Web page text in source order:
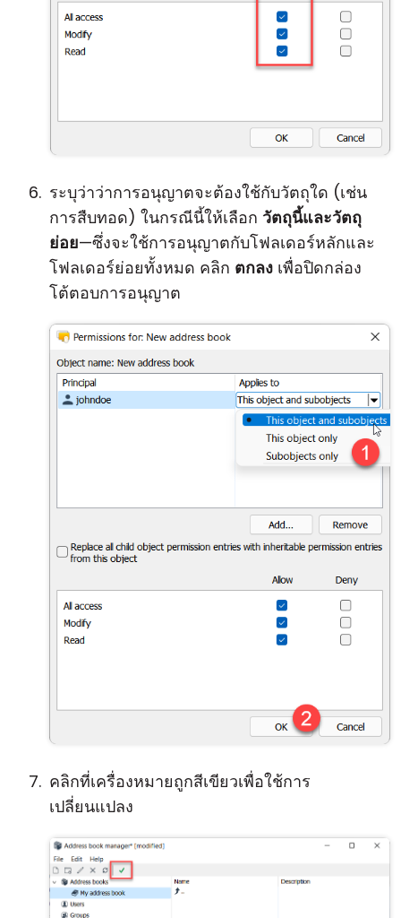
ระบุว่าว่าการอนุญาตจะต้องใช้กับวัตถุใด (เช่น
การสืบทอด) ในกรณีนี้ให้เลือก วัตถุนี้และวัตถุ
ย่อย—ซึ่งจะใช้การอนุญาตกับโฟลเดอร์หลักและ
โฟลเดอร์ย่อยทั้งหมด คลิก ตกลง เพื่อปิดกล่อง
โต้ตอบการอนุญาต
คลิกที่เครื่องหมายถูกสีเขียวเพื่อใช้การ
เปลี่ยนแปลง